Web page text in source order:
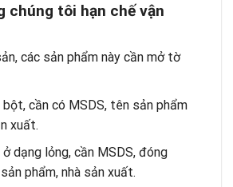
chúng tôi hạn chế vận
các sản phẩm này cần mở tờ
bột, cần có MSDS, tên sản phẩm
xuất.
dạng lỏng, cần MSDS, đóng
phẩm, nhà sản xuất.